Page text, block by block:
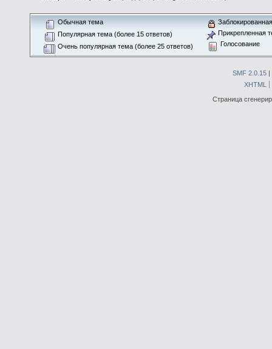
Обычная тема
Популярная тема (более 15 ответов)
Очень популярная тема (более 25 ответов)
Прикрепленная
Голосование
SMF 2.0.15 |
XHTML
Страница